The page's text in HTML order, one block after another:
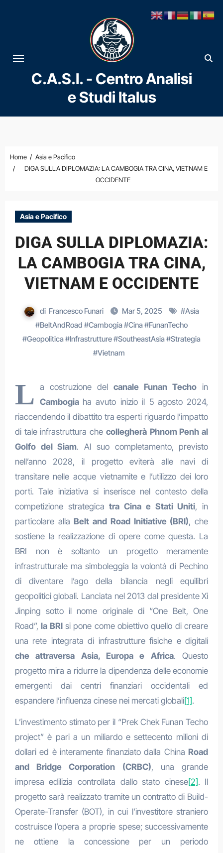
al
contenuto
C.A.S.I. - Centro Analisi
e Studi Italus
Home
Asia e Pacifico
DIGA SULLA DIPLOMAZIA: LA CAMBOGIA TRA CINA, VIETNAM E
OCCIDENTE
Asia e Pacifico
DIGA SULLA DIPLOMAZIA:
LA CAMBOGIA TRA CINA,
VIETNAM E OCCIDENTE
di Francesco Funari Mar 5, 2025 #Asia
#BeltAndRoad #Cambogia#Cina#FunanTecho
#Geopolitica#Infrastrutture#SoutheastAsia#Strategia
#Vietnam
L a costruzione del canale Funan Techo in
Cambogia ha avuto inizio il 5 agosto 2024,
riaccendendo il dibattito tra esperti riguardo l’impatto
di tale infrastruttura che collegherà Phnom Penh al
Golfo del Siam. Al suo completamento, previsto
nell’anno 2028, il progetto eviterà alle navi di
transitare nelle acque vietnamite e l’utilizzo dei loro
porti. Tale iniziativa si inserisce nel contesto della
competizione strategicatra Cina e Stati Uniti, in
particolare alla Belt and Road Initiative (BRI), che
sostiene la realizzazione di opere come questa. La
BRI non è soltanto un progetto meramente
infrastrutturale ma simboleggia la volontà di Pechino
di diventare l’ago della bilancia negli equilibri
geopolitici globali. Lanciata nel 2013 dal presidente Xi
Jinping sotto il nome originale di “One Belt, One
Road”, la BRIsi pone come obiettivo quello di creare
una rete integrata di infrastrutture fisiche e digitali
che attraversa Asia, Europa e Africa. Questo
progetto mira a ridurre la dipendenza delle economie
emergenti dai centri finanziari occidentali ed
espandere l’influenza cinese nei mercati globali[1].
L’investimento stimato per il “Prek Chek Funan Techo
project” è pari a un miliardo e settecento milioni di
dollari ed è interamente finanziato dalla China Road
and Bridge Corporation (CRBC), una grande
impresa edilizia controllata dallo stato cinese[2]. Il
progetto sarà realizzato tramite un contratto di Build-
Operate-Transfer (BOT), in cui l’investitore straniero
costruisce l’opera a proprie spese; successivamente
ne ottiene la concessione per un periodo